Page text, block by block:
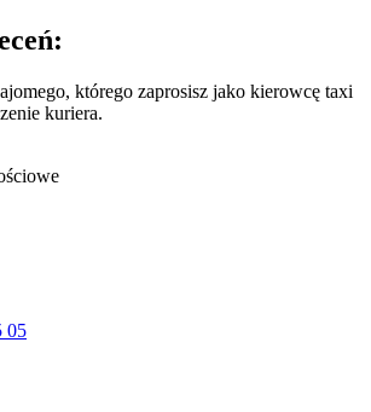
którego zaprosisz jako kierowcę taxi
kuriera.
05